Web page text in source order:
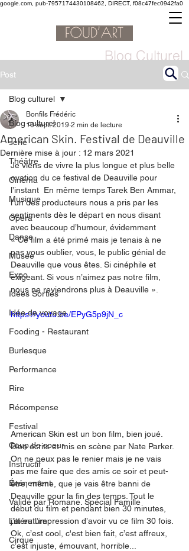
google.com, pub-7957174430108462, DIRECT, f08c47fec0942fa0
Blog Culturel
Post
Blog culturel
serie
Théâtre
Cinéma
Musique
Opéra
Danse
Musée
Expo
Idées Sorties
Idée de voyage
Fooding - Restaurant
Burlesque
Performance
Rire
Récompense
Festival
Coup de coeur
Instructif
Événement
Validé par Romane. Spécial Famille
Littérature
Cirque
Blog culturel
American Skin. Festival de Deauville
Bonfils Frédéric
10 sept. 2019 2 min de lecture
Dernière mise à jour : 12 mars 2021
Je viens de vivre la plus longue et plus belle
ovation du ce festival de Deauville pour
l’instant  En même temps Tarek Ben Ammar,
l’un des producteurs nous a pris par les
sentiments dès le départ en nous disant
avec beaucoup d’humour, évidemment
« Ce film a été primé mais je tenais à ne
pas vous oublier, vous, le public génial de
Deauville que vous êtes. Si cinéphile et
exigeant. Si vous n’aimez pas notre film,
nous ne reviendrons plus à Deauville ».
https://youtu.be/EPyG5p9jN_c
American Skin est un bon film, bien joué.
Bien écrits et mis en scène par Nate Parker.
On ne peux pas le renier mais je ne vais
pas me faire que des amis ce soir et peut-
être, même, que je vais être banni de
Deauville pour la fin des temps. Tout le
début du film et pendant bien 30 minutes,
j’ai eu l’impression d’avoir vu ce film 30 fois.
Ok, c’est cool, c'est bien fait, c’est affreux,
c’est injuste, émouvant, horrible...